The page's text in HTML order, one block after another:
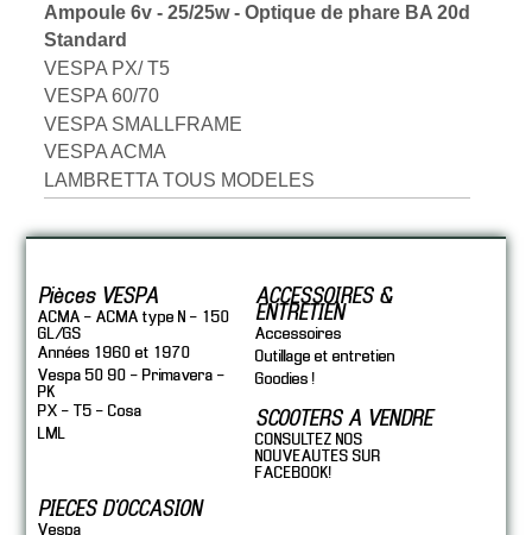
Ampoule 6v - 25/25w - Optique de phare BA 20d
Standard
VESPA PX/ T5
VESPA 60/70
VESPA SMALLFRAME
VESPA ACMA
LAMBRETTA TOUS MODELES
Pièces VESPA
ACMA - ACMA type N - 150
GL/GS
Années 1960 et 1970
Vespa 50 90 - Primavera -
PK
PX - T5 - Cosa
LML
ACCESSOIRES &
ENTRETIEN
Accessoires
Outillage et entretien
Goodies !
SCOOTERS A VENDRE
CONSULTEZ NOS
NOUVEAUTES SUR
FACEBOOK!
PIECES D'OCCASION
Vespa